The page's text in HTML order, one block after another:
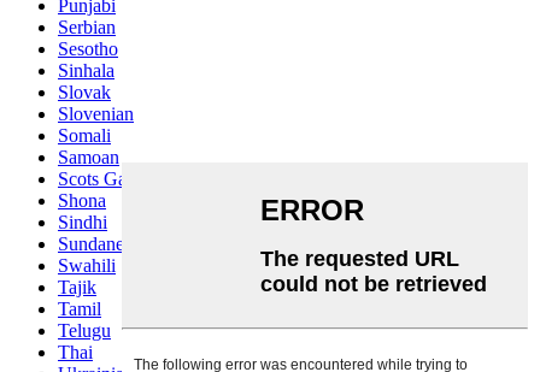
Punjabi
Serbian
Sesotho
Sinhala
Slovak
Slovenian
Somali
Samoan
Scots Gaelic
Shona
Sindhi
Sundanese
Swahili
Tajik
Tamil
Telugu
Thai